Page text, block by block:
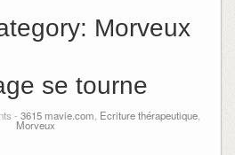
Morveux
se tourne
- 3615 mavie.com Ecriture thérapeutique
Morveux